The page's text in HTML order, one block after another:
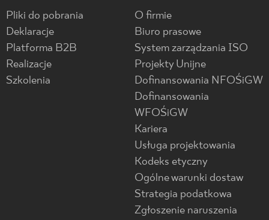
Pliki do pobrania
Deklaracje
Platforma B2B
Realizacje
Szkolenia
O firmie
Biuro prasowe
System zarządzania ISO
Projekty Unijne
Dofinansowania NFOŚiGW
Dofinansowania
WFOŚiGW
Kariera
Usługa projektowania
Kodeks etyczny
Ogólne warunki dostaw
Strategia podatkowa
Zgłoszenie naruszenia